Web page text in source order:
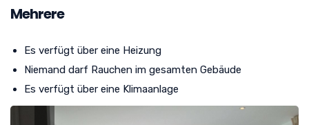
Mehrere
Es verfügt über eine Heizung
Niemand darf Rauchen im gesamten Gebäude
Es verfügt über eine Klimaanlage